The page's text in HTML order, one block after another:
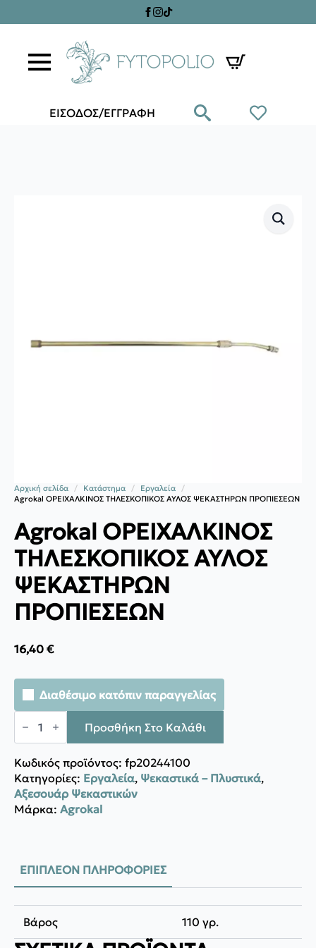
ΕΙΣΟΔΟΣ/ΕΓΓΡΑΦΗ
Αρχική σελίδα Κατάστημα
Εργαλεία
Agrokal OΡΕΙΧΑΛΚΙΝΟΣ ΤΗΛΕΣΚΟΠΙΚΟΣ ΑΥΛΟΣ ΨΕΚΑΣΤΗΡΩΝ ΠΡΟΠΙΕΣΕΩΝ
Agrokal OΡΕΙΧΑΛΚΙΝΟΣ
ΤΗΛΕΣΚΟΠΙΚΟΣ ΑΥΛΟΣ
ΨΕΚΑΣΤΗΡΩΝ
ΠΡΟΠΙΕΣΕΩΝ
16,40 €
Διαθέσιμο κατόπιν παραγγελίας
Agrokal
OΡΕΙΧΑΛΚΙΝΟΣ
ΤΗΛΕΣΚΟΠΙΚΟΣ
ΨΕΚΑΣΤΗΡΩΝ
ΠΡΟΠΙΕΣΕΩΝ
ποσότητα
Προσθήκη Στο Καλάθι
Κωδικός προϊόντος: fp20244100
Κατηγορίες: Εργαλεία, Ψεκαστικά – Πλυστικά,
Αξεσουάρ Ψεκαστικών
Μάρκα: Agrokal
ΕΠΙΠΛΈΟΝ ΠΛΗΡΟΦΟΡΊΕΣ
Βάρος 110 γρ.